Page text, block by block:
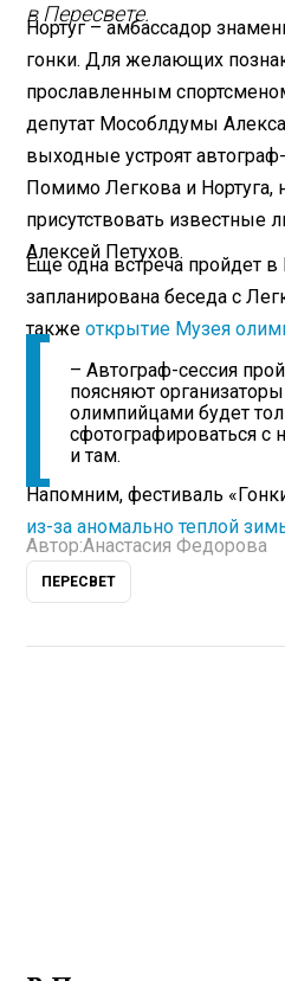
в Пересвете.
Нортуг – амбассадор
гонки. Для желающих
прославленным
депутат Мособлдумы
выходные устроят
Помимо Легкова и Нортуга,
присутствовать
Алексей Петухов.
Еще одна встреча пройдет
запланирована беседа с
такжеоткрытие Музея
– Автограф-сессия
поясняют
олимпийцами будет
сфотографироваться
и там.
Напомним, фестиваль
из-за аномально теплой
Автор:Анастасия Федорова
ПЕРЕСВЕТ